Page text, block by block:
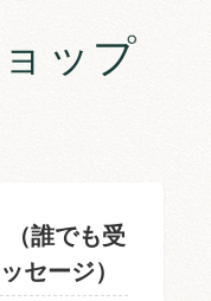
ップ
誰でも受
セージ）